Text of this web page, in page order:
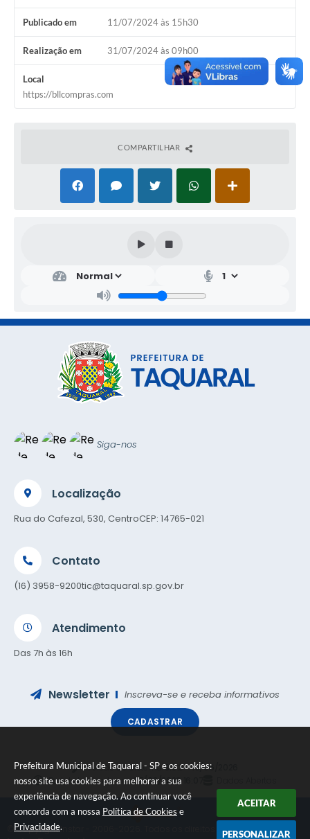
Prefeitura Municipal de Taquaral - SP e os cookies:
nosso site usa cookies para melhorar a sua
experiência de navegação. Ao continuar você
concorda com a nossa Política de Cookies e
Privacidade.
ACEITAR
PERSONALIZAR
Publicado em 11/07/2024 às 15h30
Realização em 31/07/2024 às 09h00
Local
https://bllcompras.com
COMPARTILHAR
Siga-nos
Localização
Rua do Cafezal, 530, CentroCEP: 14765-021
Contato
(16) 3958-9200tic@taquaral.sp.gov.br
Atendimento
Das 7h às 16h
Newsletter Inscreva-se e receba informativos
CADASTRAR
Versão do Sistema:3.5.3 - 19/06/2026
Portal atualizado em:05/08/2026 16:07
© Copyright Instar - 2006-2026. Todos os direitos reservados -